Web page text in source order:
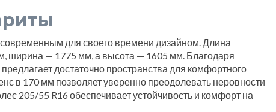
для своего времени дизайном. Длина
ширина — 1775 мм, а высота — 1605 мм. Благодаря
достаточно пространства для комфортного
в 170 мм позволяет уверенно преодолевать неровности
205/55 R16 обеспечивает устойчивость и комфорт на